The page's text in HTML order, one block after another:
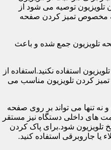
توصیه می شود از
مخصوص تمیز کردن صفحه
تلویزیون جمع شده و باعث
استفاده نکنید.استفاده از
تمیز کردن تلویزیون مناسب می
نه تنها می تواند بر روی صفحه
های داخلی دستگاه نیز مستقر
شود.برای پاک کردن
یا جاروبرقی استفاده کنید.